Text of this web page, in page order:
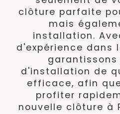
clôture parfaite
mais
installation.
d'expérience dans
garantissons
d'installation de
efficace, afin
profiter
nouvelle clôture à